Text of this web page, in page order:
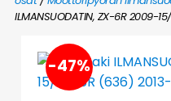
ILMANSUODATIN, ZX-6R 2009-
-47%